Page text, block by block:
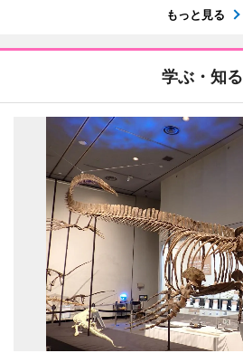
もっと見る
学ぶ・知る